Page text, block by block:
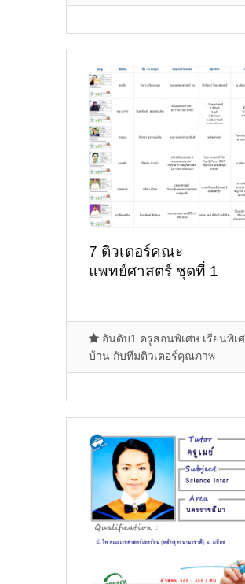
7 ติวเตอร์คณะ
แพทย์ศาสตร์ ชุดที่ 1
อันดับ1 ครูสอนพิเศษ เรียนพิเ
บ้าน กับทีมติวเตอร์คุณภาพ